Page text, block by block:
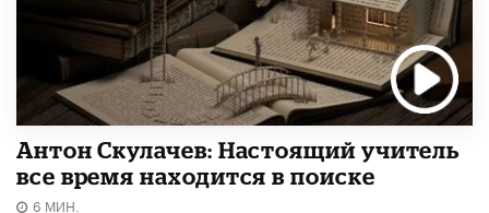
Антон Скулачев: Настоящий учитель
все время находится в поиске
6 МИН.